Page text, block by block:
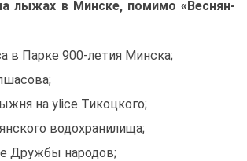
лы­жах в Мин­ске, по­ми­мо «Вес­нян­
в Пар­ке 900-ле­тия Мин­ска;
на уlice Ти­коц­ко­го;
во­до­хра­ни­ли­ща;
Друж­бы на­ро­дов;